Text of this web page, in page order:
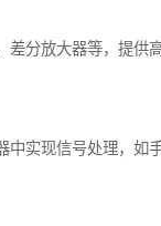
差分放大器等，提供
中实现信号处理，如